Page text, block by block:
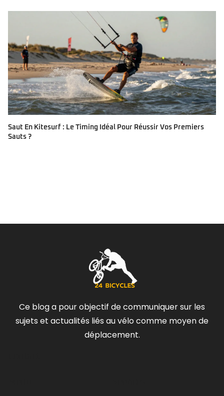
Saut En Kitesurf : Le Timing Idéal Pour Réussir Vos Premiers
Sauts ?
Ce blog a pour objectif de communiquer sur les
sujets et actualités liés au vélo comme moyen de
déplacement.